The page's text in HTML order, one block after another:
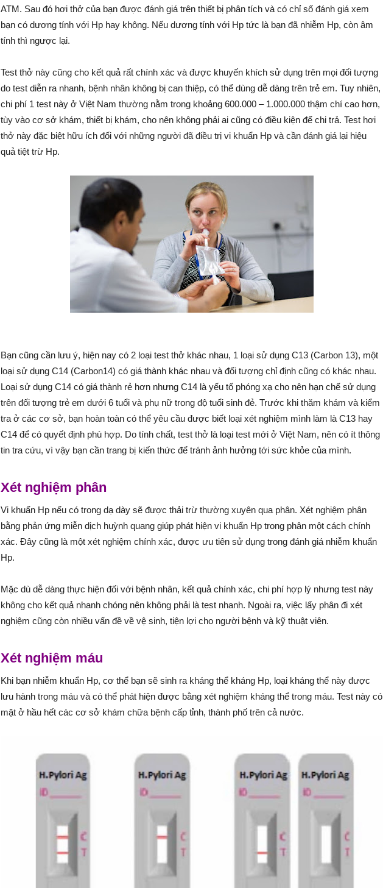
ATM. Sau đó hơi thở của bạn được đánh giá trên thiết bị phân tích và có chỉ số đánh giá xem
bạn có dương tính với Hp hay không. Nếu dương tính với Hp tức là bạn đã nhiễm Hp, còn âm
tính thì ngược lại.
Test thở này cũng cho kết quả rất chính xác và được khuyến khích sử dụng trên mọi đối tượng
do test diễn ra nhanh, bệnh nhân không bị can thiệp, có thể dùng dễ dàng trên trẻ em. Tuy nhiên,
chi phí 1 test này ở Việt Nam thường nằm trong khoảng 600.000 – 1.000.000 thậm chí cao hơn,
tùy vào cơ sở khám, thiết bị khám, cho nên không phải ai cũng có điều kiện để chi trả. Test hơi
thở này đặc biệt hữu ích đối với những người đã điều trị vi khuẩn Hp và cần đánh giá lại hiệu
quả tiệt trừ Hp.
Bạn cũng cần lưu ý, hiện nay có 2 loại test thở khác nhau, 1 loại sử dụng C13 (Carbon 13), một
loại sử dụng C14 (Carbon14) có giá thành khác nhau và đối tượng chỉ định cũng có khác nhau.
Loại sử dụng C14 có giá thành rẻ hơn nhưng C14 là yếu tố phóng xạ cho nên hạn chế sử dụng
trên đối tượng trẻ em dưới 6 tuổi và phụ nữ trong độ tuổi sinh đẻ. Trước khi thăm khám và kiểm
tra ở các cơ sở, bạn hoàn toàn có thể yêu cầu được biết loại xét nghiệm mình làm là C13 hay
C14 để có quyết định phù hợp. Do tính chất, test thở là loại test mới ở Việt Nam, nên có ít thông
tin tra cứu, vì vậy bạn cần trang bị kiến thức để tránh ảnh hưởng tới sức khỏe của mình.
Xét nghiệm phân
Vi khuẩn Hp nếu có trong dạ dày sẽ được thải trừ thường xuyên qua phân. Xét nghiệm phân
bằng phản ứng miễn dịch huỳnh quang giúp phát hiện vi khuẩn Hp trong phân một cách chính
xác. Đây cũng là một xét nghiệm chính xác, được ưu tiên sử dụng trong đánh giá nhiễm khuẩn
Hp.
Mặc dù dễ dàng thực hiện đối với bệnh nhân, kết quả chính xác, chi phí hợp lý nhưng test này
không cho kết quả nhanh chóng nên không phải là test nhanh. Ngoài ra, việc lấy phân đi xét
nghiệm cũng còn nhiều vấn đề về vệ sinh, tiện lợi cho người bệnh và kỹ thuật viên.
Xét nghiệm máu
Khi bạn nhiễm khuẩn Hp, cơ thể bạn sẽ sinh ra kháng thể kháng Hp, loại kháng thể này được
lưu hành trong máu và có thể phát hiện được bằng xét nghiệm kháng thể trong máu. Test này có
mặt ở hầu hết các cơ sở khám chữa bệnh cấp tỉnh, thành phố trên cả nước.